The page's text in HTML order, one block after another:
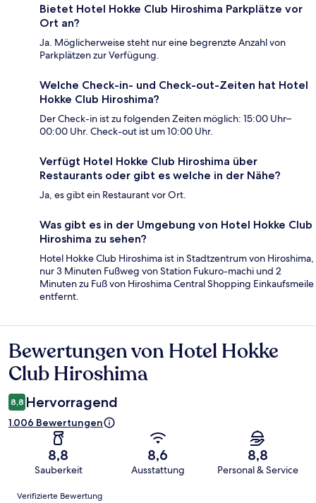
Bietet Hotel Hokke Club Hiroshima Parkplätze vor
Ort an?
Ja. Möglicherweise steht nur eine begrenzte Anzahl von
Parkplätzen zur Verfügung.
Welche Check-in- und Check-out-Zeiten hat Hotel
Hokke Club Hiroshima?
Der Check-in ist zu folgenden Zeiten möglich: 15:00 Uhr–
00:00 Uhr. Check-out ist um 10:00 Uhr.
Verfügt Hotel Hokke Club Hiroshima über
Restaurants oder gibt es welche in der Nähe?
Ja, es gibt ein Restaurant vor Ort.
Was gibt es in der Umgebung von Hotel Hokke Club
Hiroshima zu sehen?
Hotel Hokke Club Hiroshima ist in Stadtzentrum von Hiroshima,
nur 3 Minuten Fußweg von Station Fukuro-machi und 2
Minuten zu Fuß von Hiroshima Central Shopping Einkaufsmeile
entfernt.
Bewertungen
Bewertungen von Hotel Hokke
Club Hiroshima
8,8 Hervorragend
1.006 Bewertungen
8,8
Sauberkeit
8,6
Ausstattung
8,8
Personal & Service
Bewertungen
Verifizierte Bewertung